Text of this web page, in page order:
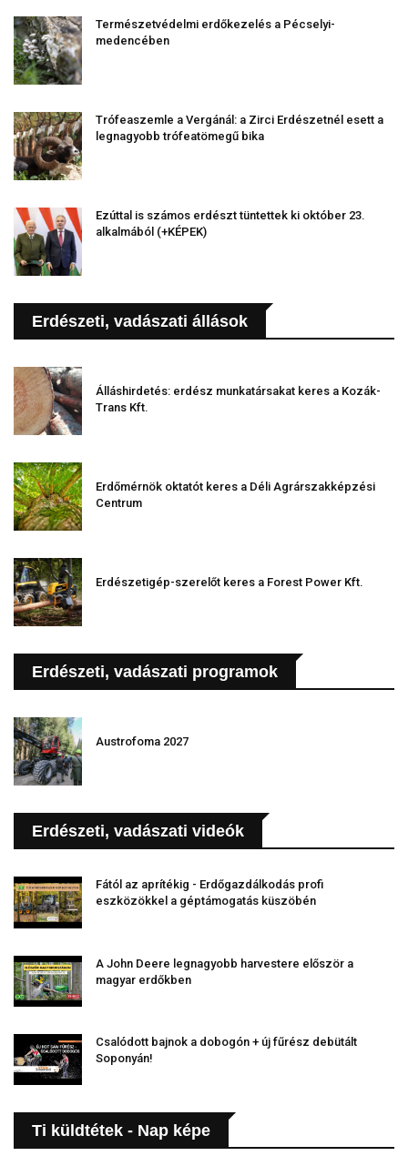
Természetvédelmi erdőkezelés a Pécselyi-
medencében
Trófeaszemle a Vergánál: a Zirci Erdészetnél esett a
legnagyobb trófeatömegű bika
Ezúttal is számos erdészt tüntettek ki október 23.
alkalmából (+KÉPEK)
Erdészeti, vadászati állások
Álláshirdetés: erdész munkatársakat keres a Kozák-
Trans Kft.
Erdőmérnök oktatót keres a Déli Agrárszakképzési
Centrum
Erdészetigép-szerelőt keres a Forest Power Kft.
Erdészeti, vadászati programok
Austrofoma 2027
Erdészeti, vadászati videók
Fától az aprítékig - Erdőgazdálkodás profi
eszközökkel a géptámogatás küszöbén
A John Deere legnagyobb harvestere először a
magyar erdőkben
Csalódott bajnok a dobogón + új fűrész debütált
Soponyán!
Ti küldtétek - Nap képe